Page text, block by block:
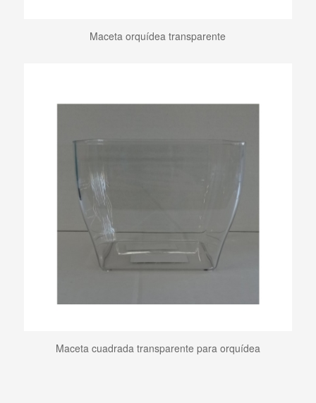
Maceta orquídea transparente
Maceta cuadrada transparente para orquídea